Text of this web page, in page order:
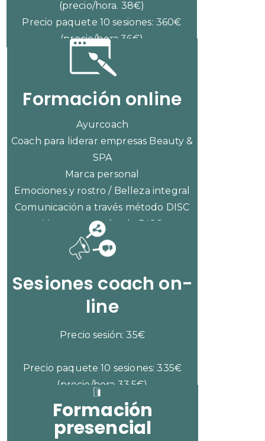
(precio/hora. 38€)
Precio paquete 10 sesiones: 360€
(precio/hora 36€)
Formación online
Ayurcoach
Coach para liderar empresas Beauty &
SPA
Marca personal
Emociones y rostro / Belleza integral
Comunicación a través método DISC
Ventas con método DISC
CONSULTAR PRECIOS
Sesiones coach on-
line
Precio sesión: 35€
Precio paquete 10 sesiones: 335€
(precio/hora 33,5€)
Formación
presencial